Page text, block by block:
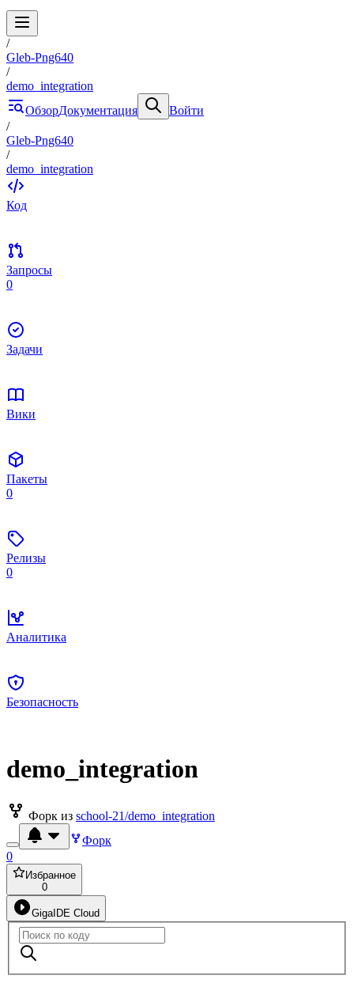
/
Gleb-Png640
/
demo_integration
ОбзорДокументация
Войти
/
Gleb-Png640
/
demo_integration
Код
Запросы
0
Задачи
Вики
Пакеты
0
Релизы
0
Аналитика
Безопасность
demo_integration
Форк из school-21/demo_integration
Форк
0
Избранное
0
GigaIDE Cloud